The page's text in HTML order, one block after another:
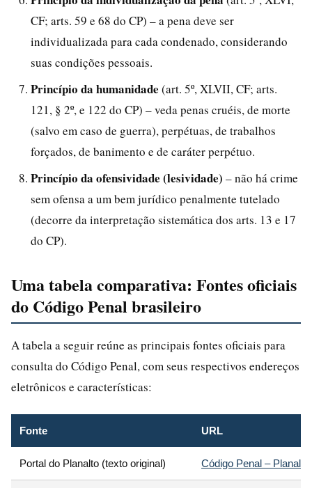
CF; arts. 59 e 68 do CP) – a pena deve ser
individualizada para cada condenado, considerando
suas condições pessoais.
Princípio da humanidade (art. 5º, XLVII, CF; arts.
121, § 2º, e 122 do CP) – veda penas cruéis, de morte
(salvo em caso de guerra), perpétuas, de trabalhos
forçados, de banimento e de caráter perpétuo.
Princípio da ofensividade (lesividade) – não há crime
sem ofensa a um bem jurídico penalmente tutelado
(decorre da interpretação sistemática dos arts. 13 e 17
do CP).
Uma tabela comparativa: Fontes oficiais
do Código Penal brasileiro
A tabela a seguir reúne as principais fontes oficiais para
consulta do Código Penal, com seus respectivos endereços
eletrônicos e características:
Fonte URL
Portal do Planalto (texto original) Código Penal – Planalto